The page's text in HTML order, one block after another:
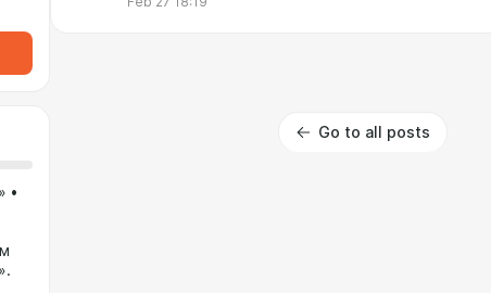
•
Go to all posts